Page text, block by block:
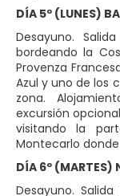
DÍA 5º (LUNES)
Desayuno.
bordeando la
Provenza
Azul y uno de los
zona.
excursión
visitando la
Montecarlo
DÍA 6º (MARTES)
Desayuno.